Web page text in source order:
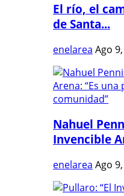
El río, el
de Santa...
enelarea Ago
Nahuel
Invencible
enelarea Ago